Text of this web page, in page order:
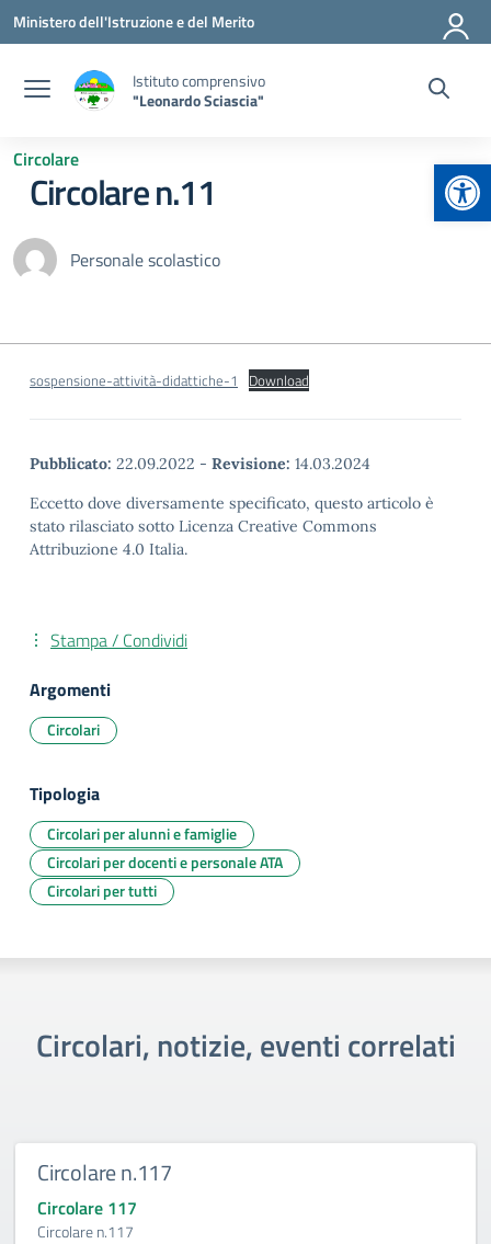
Vai ai contenuti
Vai al menu di navigazione
Vai al footer
Ministero dell'Istruzione e del Merito
Istituto comprensivo
"Leonardo Sciascia"
Circolare
Circolare n.11
Personale scolastico
sospensione-attività-didattiche-1 Download
Pubblicato: 22.09.2022 - Revisione: 14.03.2024
Eccetto dove diversamente specificato, questo articolo è
stato rilasciato sotto Licenza Creative Commons
Attribuzione 4.0 Italia.
Stampa / Condividi
Argomenti
Circolari
Tipologia
Circolari per alunni e famiglie
Circolari per docenti e personale ATA
Circolari per tutti
Circolari, notizie, eventi correlati
Circolare n.117
Circolare 117
Circolare n.117